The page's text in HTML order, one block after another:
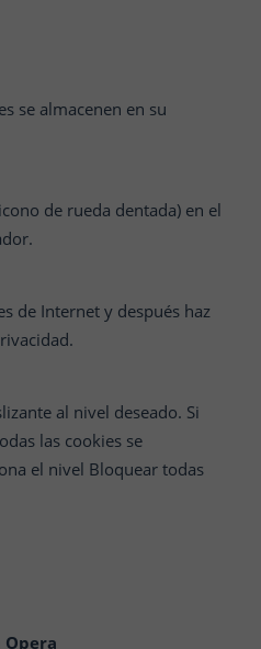
se almacenen en su
de rueda dentada) en el
de Internet y después haz
al nivel deseado. Si
las cookies se
el nivel Bloquear todas
Opera